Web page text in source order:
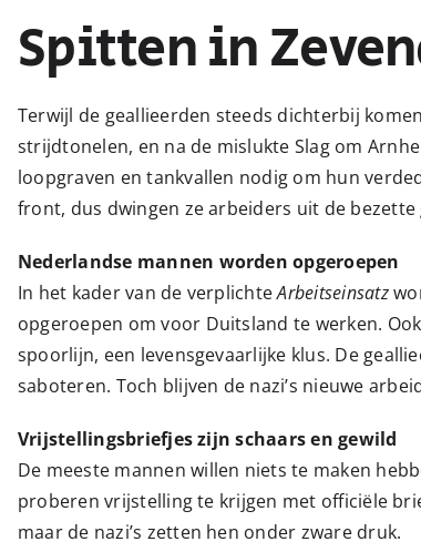
Spitten in
Terwijl de geallieerden steeds dichterbij
strijdtonelen, en na de mislukte Slag om
loopgraven en tankvallen nodig om hun
front, dus dwingen ze arbeiders uit de
Nederlandse mannen worden opgeroepen
In het kader van de verplichteArbeitseinsatz
opgeroepen om voor Duitsland te werken.
spoorlijn, een levensgevaarlijke klus. De
saboteren. Toch blijven de nazi’s nieuwe
Vrijstellingsbriefjes zijn schaars en gewild
De meeste mannen willen niets te maken
proberen vrijstelling te krijgen met officiële
maar de nazi’s zetten hen onder zware druk.